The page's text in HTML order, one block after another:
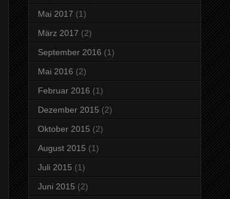
Mai 2017 (1)
März 2017 (2)
September 2016 (1)
Mai 2016 (2)
Februar 2016 (1)
Dezember 2015 (2)
Oktober 2015 (2)
August 2015 (1)
Juli 2015 (1)
Juni 2015 (2)